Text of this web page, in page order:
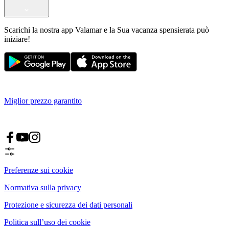
Scarichi la nostra app Valamar e la Sua vacanza spensierata può
iniziare!
Miglior prezzo garantito
Preferenze sui cookie
Normativa sulla privacy
Protezione e sicurezza dei dati personali
Politica sull’uso dei cookie